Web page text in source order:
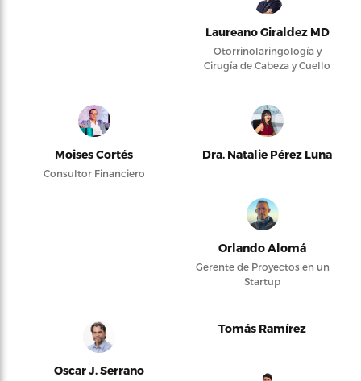
Laureano Giraldez MD
Otorrinolaringología y
Cirugía de Cabeza y Cuello
Moises Cortés
Consultor Financiero
Dra. Natalie Pérez Luna
Orlando Alomá
Gerente de Proyectos en un
Startup
Oscar J. Serrano
Tomás Ramírez